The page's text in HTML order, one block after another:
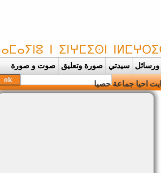
ورسائل سيدتي صورة وتعليق صوت و صورة
ايت احيا جماعة حصيا